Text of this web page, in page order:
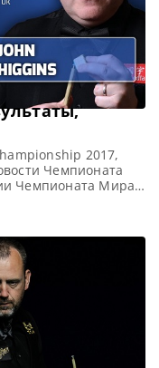
2017,
Чемпионата
Чемпионата Мира
Мира 2017
фреймов (до 13-ти